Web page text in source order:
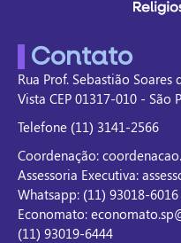
Contato
Rua Prof. Sebastião Soares
Vista CEP 01317-010 - São
Telefone (11) 3141-2566
Coordenação:
Assessoria Executiva:
Whatsapp: (11) 93018-6016
Economato:
(11) 93019-6444